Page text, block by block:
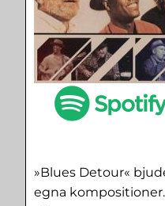
»Blues Detour«
egna